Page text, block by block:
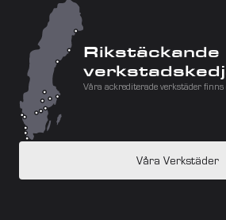
Rikstäckande
Våra ackrediterade verkstäder finns
Våra Verkstäder